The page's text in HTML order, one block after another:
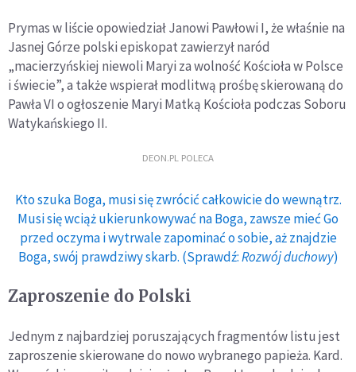
Prymas w liście opowiedział Janowi Pawłowi I, że właśnie na
Jasnej Górze polski episkopat zawierzył naród
„macierzyńskiej niewoli Maryi za wolność Kościoła w Polsce
i świecie”, a także wspierał modlitwą prośbę skierowaną do
Pawła VI o ogłoszenie Maryi Matką Kościoła podczas Soboru
Watykańskiego II.
DEON.PL POLECA
Kto szuka Boga, musi się zwrócić całkowicie do wewnątrz.
Musi się wciąż ukierunkowywać na Boga, zawsze mieć Go
przed oczyma i wytrwale zapominać o sobie, aż znajdzie
Boga, swój prawdziwy skarb. (Sprawdź:Rozwój duchowy)
Zaproszenie do Polski
Jednym z najbardziej poruszających fragmentów listu jest
zaproszenie skierowane do nowo wybranego papieża. Kard.